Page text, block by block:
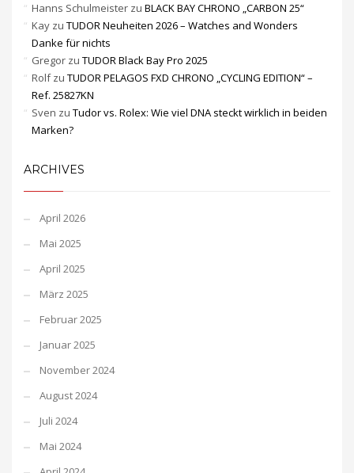
Hanns Schulmeister zu BLACK BAY CHRONO „CARBON 25“
Kay zu TUDOR Neuheiten 2026 – Watches and Wonders
Danke für nichts
Gregor zu TUDOR Black Bay Pro 2025
Rolfzu TUDOR PELAGOS FXD CHRONO „CYCLING EDITION“ –
Ref. 25827KN
Sven zu Tudor vs. Rolex: Wie viel DNA steckt wirklich in beiden
Marken?
ARCHIVES
April 2026
Mai 2025
April 2025
März 2025
Februar 2025
Januar 2025
November 2024
August 2024
Juli 2024
Mai 2024